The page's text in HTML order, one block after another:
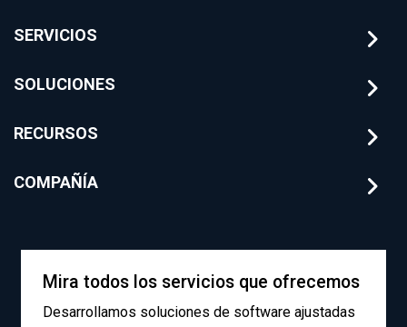
SERVICIOS
SOLUCIONES
RECURSOS
COMPAÑÍA
Mira todos los servicios que ofrecemos
Desarrollamos soluciones de software ajustadas